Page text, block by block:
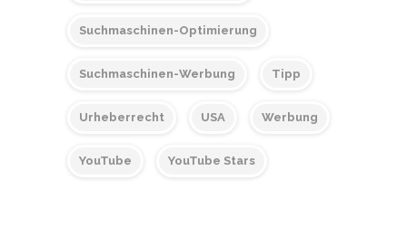
Suchmaschinen-Optimierung
Suchmaschinen-Werbung Tipp
Urheberrecht USA Werbung
YouTube YouTube Stars